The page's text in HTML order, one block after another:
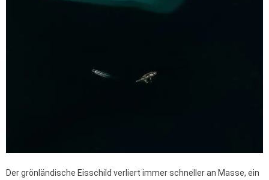
Der grönländische Eisschild verliert immer schneller an Masse, ein